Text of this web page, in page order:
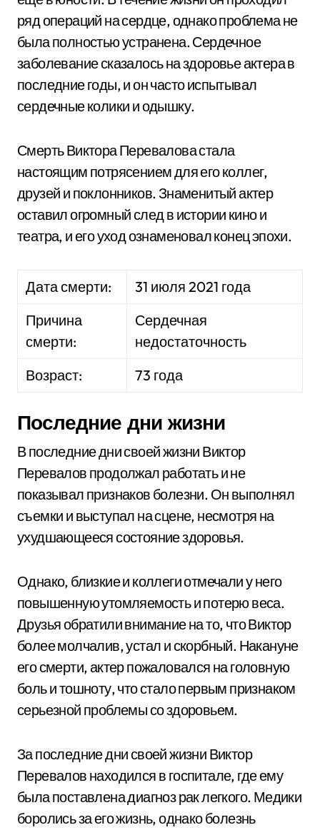
ряд операций на сердце, однако проблема не
была полностью устранена. Сердечное
заболевание сказалось на здоровье актера в
последние годы, и он часто испытывал
сердечные колики и одышку.
Смерть Виктора Перевалова стала
настоящим потрясением для его коллег,
друзей и поклонников. Знаменитый актер
оставил огромный след в истории кино и
театра, и его уход ознаменовал конец эпохи.
Дата смерти:
31 июля 2021 года
Причина
смерти:
Сердечная
недостаточность
Возраст:
73 года
Последние дни жизни
В последние дни своей жизни Виктор
Перевалов продолжал работать и не
показывал признаков болезни. Он выполнял
съемки и выступал на сцене, несмотря на
ухудшающееся состояние здоровья.
Однако, близкие и коллеги отмечали у него
повышенную утомляемость и потерю веса.
Друзья обратили внимание на то, что Виктор
более молчалив, устал и скорбный. Накануне
его смерти, актер пожаловался на головную
боль и тошноту, что стало первым признаком
серьезной проблемы со здоровьем.
За последние дни своей жизни Виктор
Перевалов находился в госпитале, где ему
была поставлена диагноз рак легкого. Медики
боролись за его жизнь, однако болезнь